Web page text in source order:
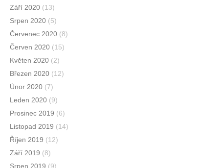
Září 2020 (13)
Srpen 2020 (5)
Červenec 2020 (8)
Červen 2020 (15)
Květen 2020 (2)
Březen 2020 (12)
Únor 2020 (7)
Leden 2020 (9)
Prosinec 2019 (6)
Listopad 2019 (14)
Říjen 2019 (12)
Září 2019 (8)
Srpen 2019 (9)